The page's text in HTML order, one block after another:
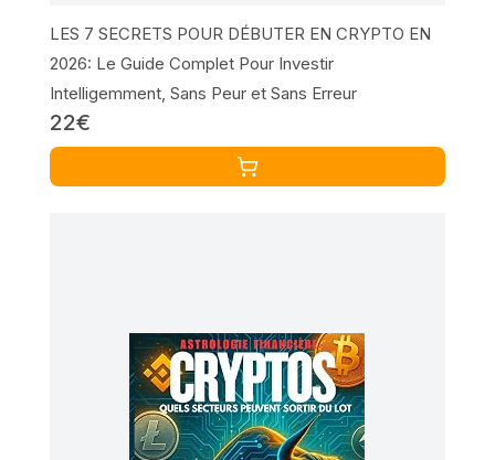
LES 7 SECRETS POUR DÉBUTER EN CRYPTO EN
2026: Le Guide Complet Pour Investir
Intelligemment, Sans Peur et Sans Erreur
22€